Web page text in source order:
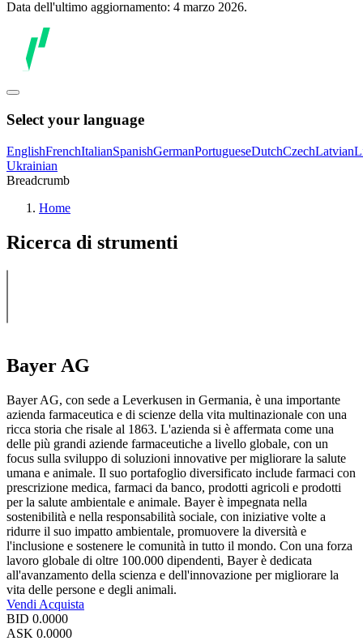
Data dell'ultimo aggiornamento: 4 marzo 2026.
Select your language
EnglishFrenchItalianSpanishGermanPortugueseDutchCzechLatvian
Ukrainian
Breadcrumb
Home
Ricerca di strumenti
Bayer AG
Bayer AG, con sede a Leverkusen in Germania, è una importante
azienda farmaceutica e di scienze della vita multinazionale con una
ricca storia che risale al 1863. L'azienda si è affermata come una
delle più grandi aziende farmaceutiche a livello globale, con un
focus sulla sviluppo di soluzioni innovative per migliorare la salute
umana e animale. Il suo portafoglio diversificato include farmaci con
prescrizione medica, farmaci da banco, prodotti agricoli e prodotti
per la salute ambientale e animale. Bayer è impegnata nella
sostenibilità e nella responsabilità sociale, con iniziative volte a
ridurre il suo impatto ambientale, promuovere la diversità e
l'inclusione e sostenere le comunità in tutto il mondo. Con una forza
lavoro globale di oltre 100.000 dipendenti, Bayer è dedicata
all'avanzamento della scienza e dell'innovazione per migliorare la
vita delle persone e degli animali.
Vendi Acquista
BID 0.0000
ASK 0.0000